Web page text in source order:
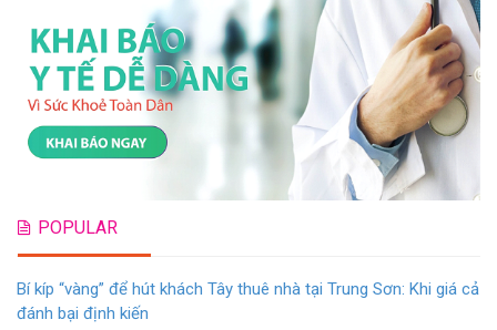
POPULAR
Bí kíp “vàng” để hút khách Tây thuê nhà tại Trung Sơn: Khi giá cả
đánh bại định kiến